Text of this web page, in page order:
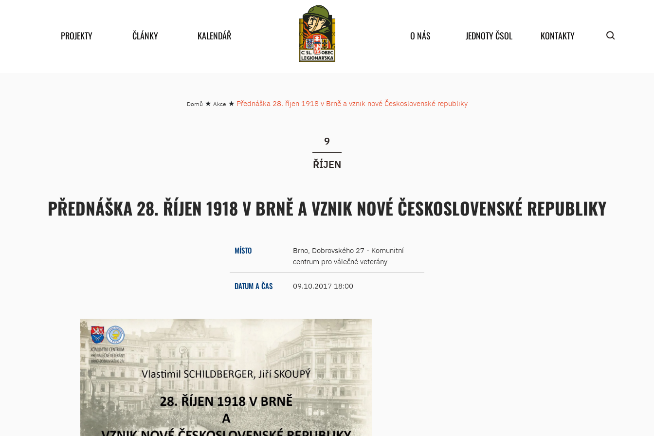
PROJEKTY ČLÁNKY KALENDÁŘ O NÁS JEDNOTY ČSOL KONTAKTY
Domů ★ Akce ★ Přednáška 28. říjen 1918 v Brně a vznik nové Československé republiky
9
ŘÍJEN
PŘEDNÁŠKA 28. ŘÍJEN 1918 V BRNĚ A VZNIK NOVÉ ČESKOSLOVENSKÉ REPUBLIKY
MÍSTO
Brno, Dobrovského 27 - Komunitní
centrum pro válečné veterány
DATUM A ČAS 09.10.2017 18:00